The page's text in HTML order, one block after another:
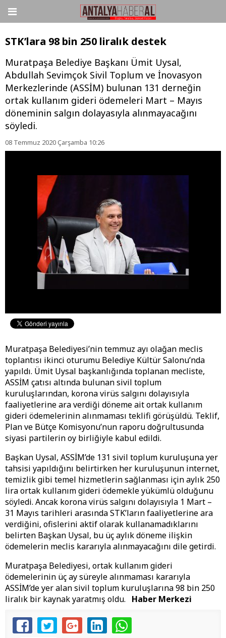
STK’lara 98 bin 250 liralık destek
Muratpaşa Belediye Başkanı Ümit Uysal,
Abdullah Sevimçok Sivil Toplum ve İnovasyon
Merkezlerinde (ASSİM) bulunan 131 derneğin
ortak kullanım gideri ödemeleri Mart – Mayıs
döneminin salgın dolayasıyla alınmayacağını
söyledi.
08 Temmuz 2020 Çarşamba 10:26
Muratpaşa Belediyesi’nin temmuz ayı olağan meclis
toplantısı ikinci oturumu Belediye Kültür Salonu’nda
yapıldı. Ümit Uysal başkanlığında toplanan mecliste,
ASSİM çatısı altında bulunan sivil toplum
kuruluşlarından, korona virüs salgını dolayısıyla
faaliyetlerine ara verdiği döneme ait ortak kullanım
gideri ödemelerinin alınmaması teklifi görüşüldü. Teklif,
Plan ve Bütçe Komisyonu’nun raporu doğrultusunda
siyasi partilerin oy birliğiyle kabul edildi.
Başkan Uysal, ASSİM’de 131 sivil toplum kuruluşuna yer
tahsisi yapıldığını belirtirken her kuruluşunun internet,
temizlik gibi temel hizmetlerin sağlanması için aylık 250
lira ortak kullanım gideri ödemekle yükümlü olduğunu
söyledi. Ancak korona virüs salgını dolayısıyla 1 Mart –
31 Mayıs tarihleri arasında STK’ların faaliyetlerine ara
verdiğini, ofislerini aktif olarak kullanamadıklarını
belirten Başkan Uysal, bu üç aylık döneme ilişkin
ödemelerin meclis kararıyla alınmayacağını dile getirdi.
Muratpaşa Belediyesi, ortak kullanım gideri
ödemelerinin üç ay süreyle alınmaması kararıyla
ASSİM’de yer alan sivil toplum kuruluşlarına 98 bin 250
liralık bir kaynak yaratmış oldu. Haber Merkezi